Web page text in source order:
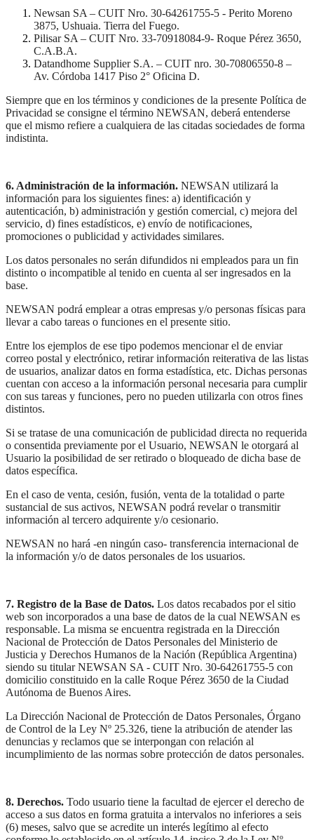
Newsan SA – CUIT Nro. 30-64261755-5 - Perito Moreno
3875, Ushuaia. Tierra del Fuego.
Pilisar SA – CUIT Nro. 33-70918084-9- Roque Pérez 3650,
C.A.B.A.
Datandhome Supplier S.A. – CUIT nro. 30-70806550-8 –
Av. Córdoba 1417 Piso 2° Oficina D.
Siempre que en los términos y condiciones de la presente Política de
Privacidad se consigne el término NEWSAN, deberá entenderse
que el mismo refiere a cualquiera de las citadas sociedades de forma
indistinta.
6. Administración de la información. NEWSAN utilizará la
información para los siguientes fines: a) identificación y
autenticación, b) administración y gestión comercial, c) mejora del
servicio, d) fines estadísticos, e) envío de notificaciones,
promociones o publicidad y actividades similares.
Los datos personales no serán difundidos ni empleados para un fin
distinto o incompatible al tenido en cuenta al ser ingresados en la
base.
NEWSAN podrá emplear a otras empresas y/o personas físicas para
llevar a cabo tareas o funciones en el presente sitio.
Entre los ejemplos de ese tipo podemos mencionar el de enviar
correo postal y electrónico, retirar información reiterativa de las listas
de usuarios, analizar datos en forma estadística, etc. Dichas personas
cuentan con acceso a la información personal necesaria para cumplir
con sus tareas y funciones, pero no pueden utilizarla con otros fines
distintos.
Si se tratase de una comunicación de publicidad directa no requerida
o consentida previamente por el Usuario, NEWSAN le otorgará al
Usuario la posibilidad de ser retirado o bloqueado de dicha base de
datos específica.
En el caso de venta, cesión, fusión, venta de la totalidad o parte
sustancial de sus activos, NEWSAN podrá revelar o transmitir
información al tercero adquirente y/o cesionario.
NEWSAN no hará -en ningún caso- transferencia internacional de
la información y/o de datos personales de los usuarios.
7. Registro de la Base de Datos. Los datos recabados por el sitio
web son incorporados a una base de datos de la cual NEWSAN es
responsable. La misma se encuentra registrada en la Dirección
Nacional de Protección de Datos Personales del Ministerio de
Justicia y Derechos Humanos de la Nación (República Argentina)
siendo su titular NEWSAN SA - CUIT Nro. 30-64261755-5 con
domicilio constituido en la calle Roque Pérez 3650 de la Ciudad
Autónoma de Buenos Aires.
La Dirección Nacional de Protección de Datos Personales, Órgano
de Control de la Ley Nº 25.326, tiene la atribución de atender las
denuncias y reclamos que se interpongan con relación al
incumplimiento de las normas sobre protección de datos personales.
8. Derechos. Todo usuario tiene la facultad de ejercer el derecho de
acceso a sus datos en forma gratuita a intervalos no inferiores a seis
(6) meses, salvo que se acredite un interés legítimo al efecto